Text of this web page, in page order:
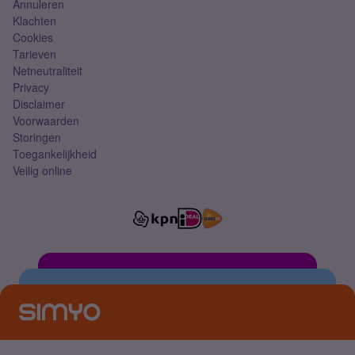
Annuleren
Klachten
Cookies
Tarieven
Netneutraliteit
Privacy
Disclaimer
Voorwaarden
Storingen
Toegankelijkheid
Veilig online